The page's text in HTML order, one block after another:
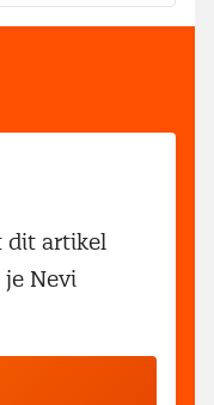
dit artikel
Nevi